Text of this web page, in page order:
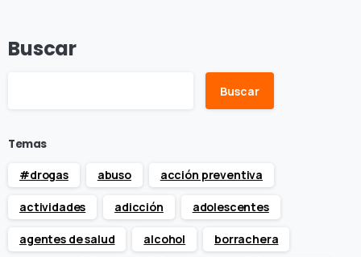
Buscar
Buscar
Temas
#drogas
abuso acción preventiva
actividades adicción adolescentes
agentes de salud alcohol borrachera